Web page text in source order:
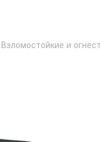
Взломостойкие и